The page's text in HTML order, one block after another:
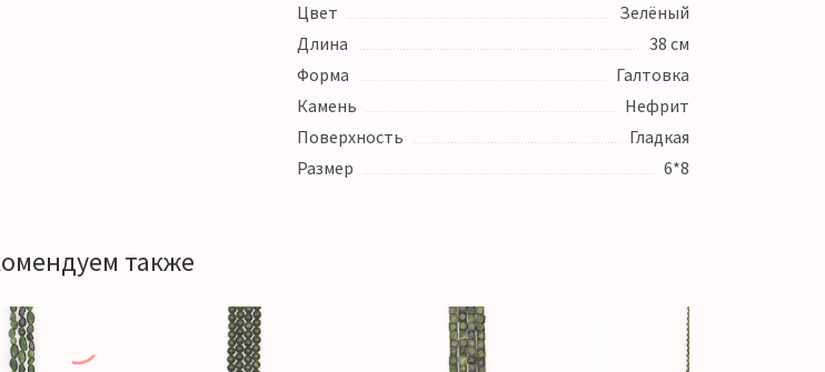
Цвет
Зелёный
Длина
38 см
Форма
Галтовка
Камень
Нефрит
Поверхность
Гладкая
Размер
6*8
также